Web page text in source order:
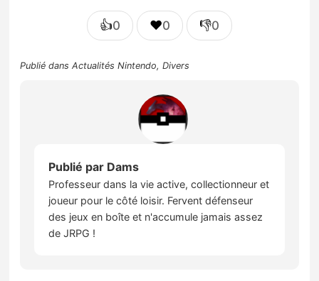
👍0 ❤️0 👎0
Publié dansActualités Nintendo,Divers
Publié par Dams
Professeur dans la vie active, collectionneur et
joueur pour le côté loisir. Fervent défenseur
des jeux en boîte et n'accumule jamais assez
de JRPG !